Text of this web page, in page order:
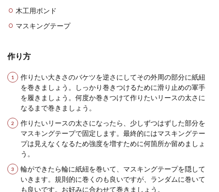
木工用ボンド
マスキングテープ
作り方
作りたい大きさのバケツを逆さにしてその外周の部分に紙紐
を巻きましょう。しっかり巻きつけるために滑り止めの軍手
を履きましょう。何度か巻きつけて作りたいリースの太さに
なるまで巻きましょう。
作りたいリースの太さになったら、少しずつはずした部分を
マスキングテープで固定します。最終的にはマスキングテー
プは見えなくなるため強度を増すために何箇所か留めましょ
う。
輪ができたら輪に紙紐を巻いて、マスキングテープを隠して
いきます。規則的に巻くのも良いですが、ランダムに巻いて
も良いです。お好みに合わせて巻きましょう。